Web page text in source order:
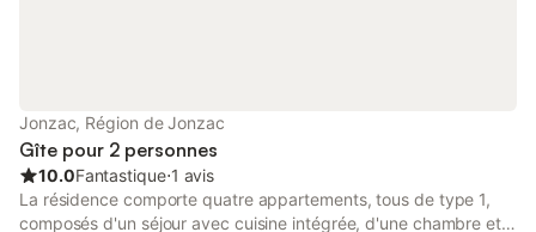
Jonzac, Région de Jonzac
Gîte pour 2 personnes
10.0Fantastique⋅1 avis
La résidence comporte quatre appartements, tous de type 1,
composés d'un séjour avec cuisine intégrée, d'une chambre et